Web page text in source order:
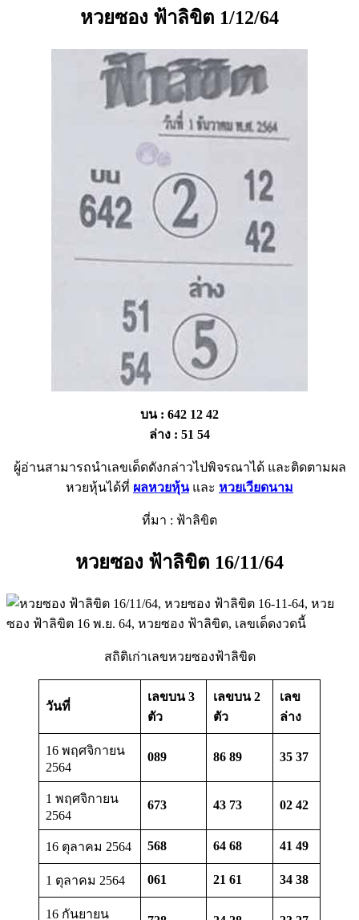
หวยซอง ฟ้าลิขิต 1/12/64
บน : 642 12 42
ล่าง : 51 54
ผู้อ่านสามารถนำเลขเด็ดดังกล่าวไปพิจรณาได้ และติดตามผล
หวยหุ้นได้ที่ ผลหวยหุ้นและ หวยเวียดนาม
ที่มา : ฟ้าลิขิต
หวยซอง ฟ้าลิขิต 16/11/64
สถิติเก่าเลขหวยซองฟ้าลิขิต
วันที่
เลขบน 3
ตัว
เลขบน 2
ตัว
เลข
ล่าง
16 พฤศจิกายน
2564
089 86 89 35 37
1 พฤศจิกายน
2564
673 43 73 02 42
16 ตุลาคม 2564 568 64 68 41 49
1 ตุลาคม 2564 061 21 61 34 38
16 กันยายน